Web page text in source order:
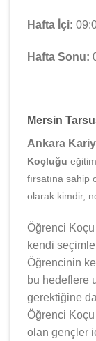
Hafta İçi:
Hafta Sonu:
Mersin
Ankara
Koçluğu
fırsatına sahip
olarak kimdir,
Öğrenci Koçu
kendi
Öğrencinin
bu hedeflere
gerektiğine
Öğrenci
olan gençler